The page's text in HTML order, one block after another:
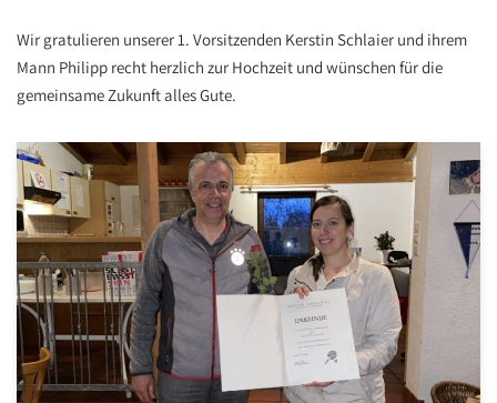
Wir gratulieren unserer 1. Vorsitzenden Kerstin Schlaier und ihrem
Mann Philipp recht herzlich zur Hochzeit und wünschen für die
gemeinsame Zukunft alles Gute.